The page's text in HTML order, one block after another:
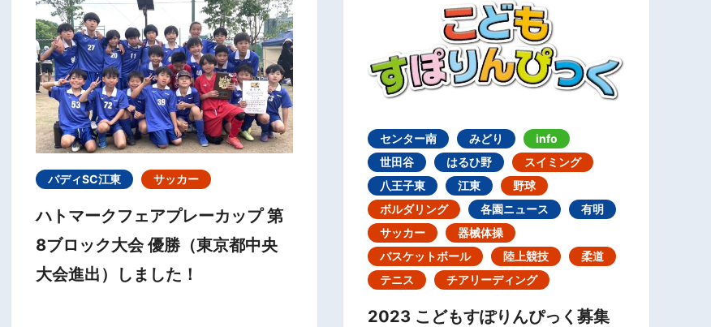
バディSC江東 サッカー
ハトマークフェアプレーカップ 第
8ブロック大会 優勝（東京都中央
大会進出）しました！
センター南 みどり
info
世田谷
はるひ野
スイミング
八王子東
江東
野球
ボルダリング
各園ニュース
有明
サッカー
器械体操
バスケットボール
陸上競技
柔道
テニス
チアリーディング
2023 こどもすぽりんぴっく募集